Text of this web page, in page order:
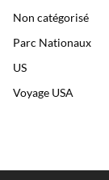
Non catégorisé
Parc Nationaux
US
Voyage USA